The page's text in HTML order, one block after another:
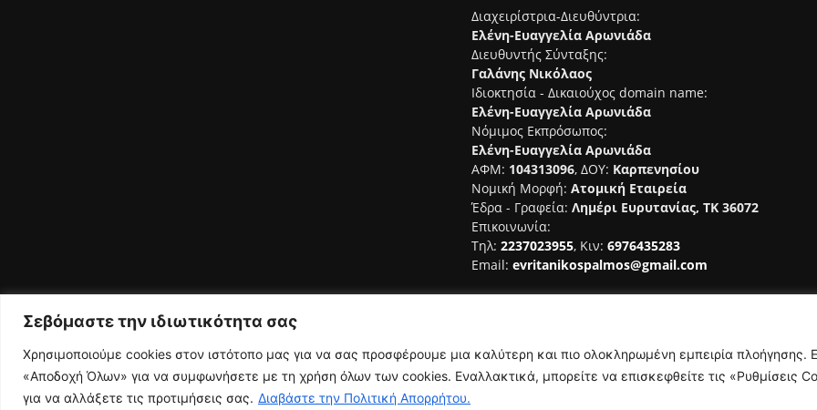
Σεβόμαστε την ιδιωτικότητα σας
Χρησιμοποιούμε cookies στον ιστότοπο μας για να σας προσφέρουμε μια καλύτερη και πιο ολοκληρωμένη εμπειρία πλοήγησης.
«Αποδοχή Όλων» για να συμφωνήσετε με τη χρήση όλων των cookies. Εναλλακτικά, μπορείτε να επισκεφθείτε τις «Ρυθμίσεις
για να αλλάξετε τις προτιμήσεις σας. Διαβάστε την Πολιτική Απορρήτου.
Διαχειρίστρια-Διευθύντρια:
Ελένη-Ευαγγελία Αρωνιάδα
Διευθυντής Σύνταξης:
Γαλάνης Νικόλαος
Ιδιοκτησία - Δικαιούχος domain name:
Ελένη-Ευαγγελία Αρωνιάδα
Νόμιμος Εκπρόσωπος:
Ελένη-Ευαγγελία Αρωνιάδα
ΑΦΜ: 104313096, ΔΟΥ: Καρπενησίου
Νομική Μορφή: Ατομική Εταιρεία
Έδρα - Γραφεία: Λημέρι Ευρυτανίας, ΤΚ 36072
Επικοινωνία:
Τηλ: 2237023955, Κιν: 6976435283
Email: evritanikospalmos@gmail.com